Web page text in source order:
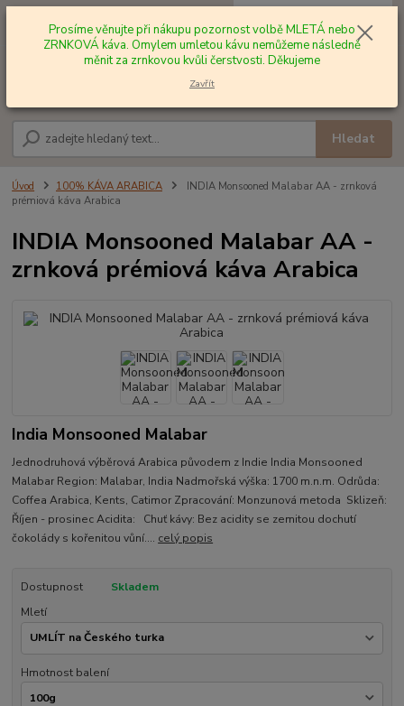
Hledat
+420 602 577 209 za0,00 Kč
Úvod 100% KÁVA ARABICA
INDIA Monsooned Malabar AA - zrnková
prémiová káva Arabica
INDIA Monsooned Malabar AA -
zrnková prémiová káva Arabica
India Monsooned Malabar
Jednodruhová výběrová Arabica původem z Indie India Monsooned
Malabar Region: Malabar, India Nadmořská výška: 1700 m.n.m. Odrůda:
Coffea Arabica, Kents, Catimor Zpracování: Monzunová metoda Sklizeň:
Říjen - prosinec Acidita: Chuť kávy: Bez acidity se zemitou dochutí
čokolády s kořenitou vůní.... celý popis
Dostupnost
Skladem
Mletí
Hmotnost balení
Prosíme věnujte při nákupu pozornost volbě MLETÁ nebo
ZRNKOVÁ káva. Omylem umletou kávu nemůžeme následně
měnit za zrnkovou kvůli čerstvosti. Děkujeme
Zavřít